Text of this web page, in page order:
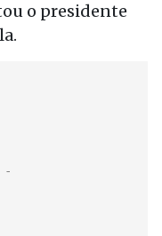
o presidente